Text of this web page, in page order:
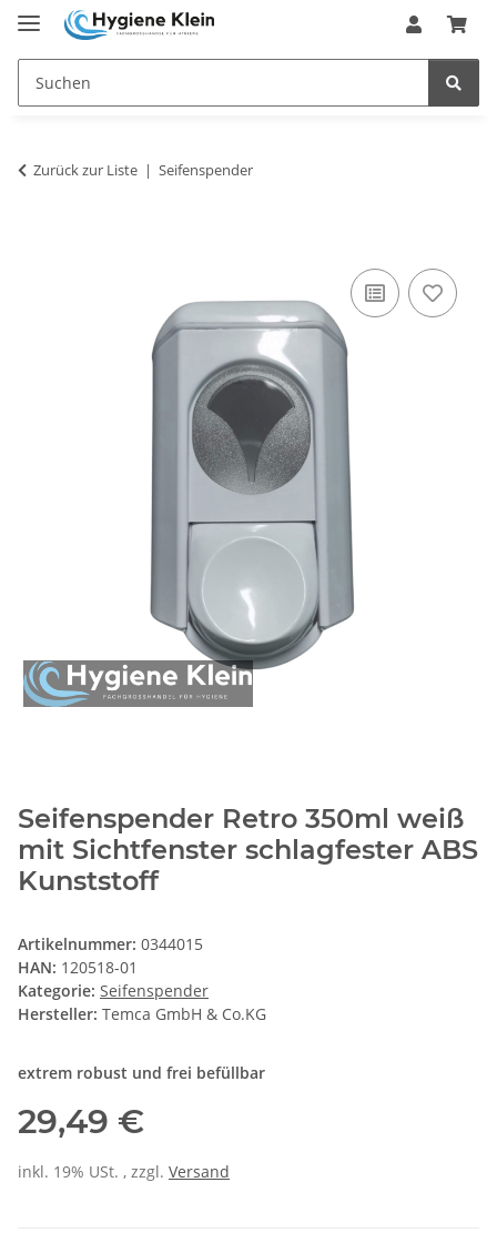
Zurück zur Liste Seifenspender
Seifenspender Retro 350ml weiß
mit Sichtfenster schlagfester ABS
Kunststoff
Artikelnummer: 0344015
HAN: 120518-01
Kategorie: Seifenspender
Hersteller: Temca GmbH & Co.KG
extrem robust und frei befüllbar
29,49 €
inkl. 19% USt. , zzgl. Versand